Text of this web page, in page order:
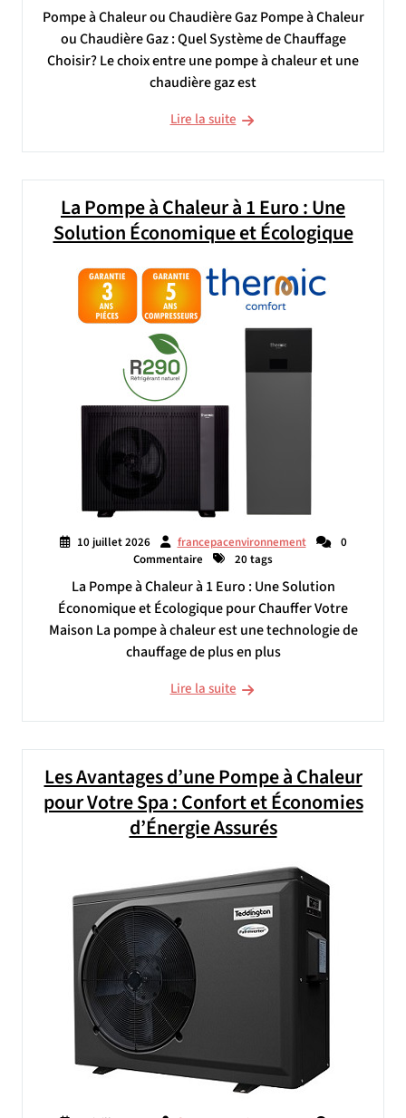
Pompe à Chaleur ou Chaudière Gaz Pompe à Chaleur
ou Chaudière Gaz : Quel Système de Chauffage
Choisir? Le choix entre une pompe à chaleur et une
chaudière gaz est
Lire la suite
La Pompe à Chaleur à 1 Euro : Une
Solution Économique et Écologique
10 juillet 2026 francepacenvironnement
0
Commentaire
20 tags
La Pompe à Chaleur à 1 Euro : Une Solution
Économique et Écologique pour Chauffer Votre
Maison La pompe à chaleur est une technologie de
chauffage de plus en plus
Lire la suite
Les Avantages d’une Pompe à Chaleur
pour Votre Spa : Confort et Économies
d’Énergie Assurés